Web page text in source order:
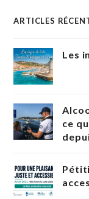
ARTICLES
Les
ce